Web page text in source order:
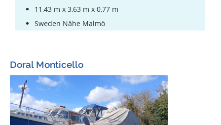
bateau
de
Chantiers
11,43 m x 3,63 m x 0,77 m
Sweden Nähe Malmö
Doral Monticello